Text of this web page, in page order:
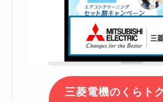
三菱電機のくらト